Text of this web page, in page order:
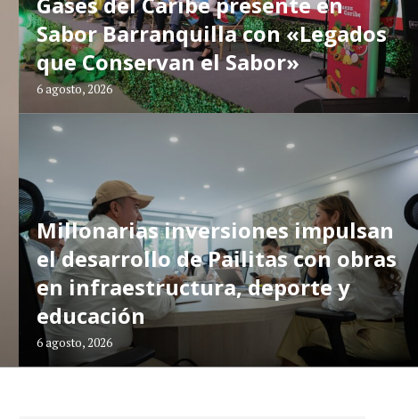
Sabor Barranquilla con «Legados
que Conservan el Sabor»
6 agosto, 2026
Millonarias inversiones impulsan
el desarrollo de Pailitas con obras
en infraestructura, deporte y
educación
6 agosto, 2026